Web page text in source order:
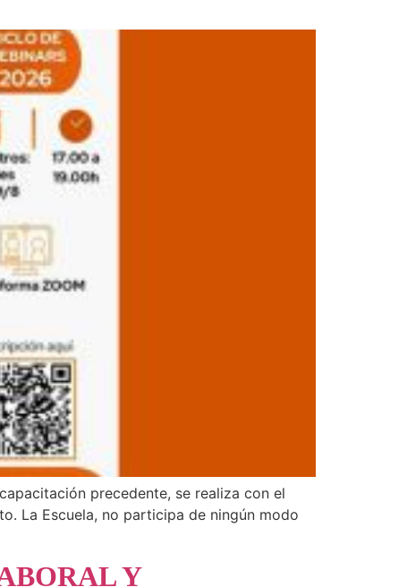
precedente, se realiza con el
La Escuela, no participa de ningún modo
Y